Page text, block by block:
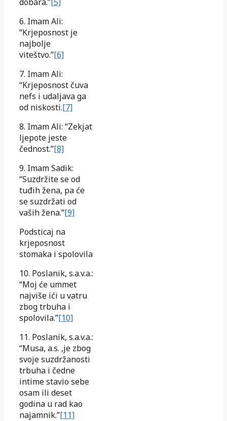
6. Imam Ali:
“Krjeposnost je
najbolje
viteštvo.”[6]
7. Imam Ali:
“Krjeposnost čuva
nefs i udaljava ga
od niskosti.[7]
8. Imam Ali: “Zekjat
ljepote jeste
čednost.”[8]
9. Imam Sadik:
“Suzdržite se od
tuđih žena, pa će
se suzdržati od
vaših žena.”[9]
Podsticaj na
krjeposnost
stomaka i spolovila
10. Poslanik, s.a.v.a.:
“Moj će ummet
najviše ići u vatru
zbog trbuha i
spolovila.”[10]
11. Poslanik, s.a.v.a.:
“Musa, a.s. ,je zbog
svoje suzdržanosti
trbuha i čedne
intime stavio sebe
osam ili deset
godina u rad kao
najamnik.”[11]